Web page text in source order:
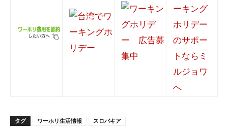
タグ ワーホリ生活情報 スロバキア